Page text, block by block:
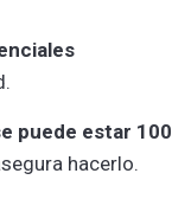
puede estar
hacerlo.